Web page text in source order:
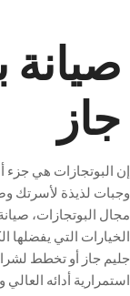
صيانة
جاز
إن البوتجازات هي
وجبات لذيذة لأسرتك
مجال البوتجازات،
الخيارات التي يفضلها
جليم جاز أو تخطط
استمرارية أدائه